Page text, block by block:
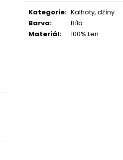
Kategorie: Kalhoty, džíny
Barva:
Bílá
Materiál: 100% Len
BÉŽOVÁ PROUTĚNÁ KABELKA